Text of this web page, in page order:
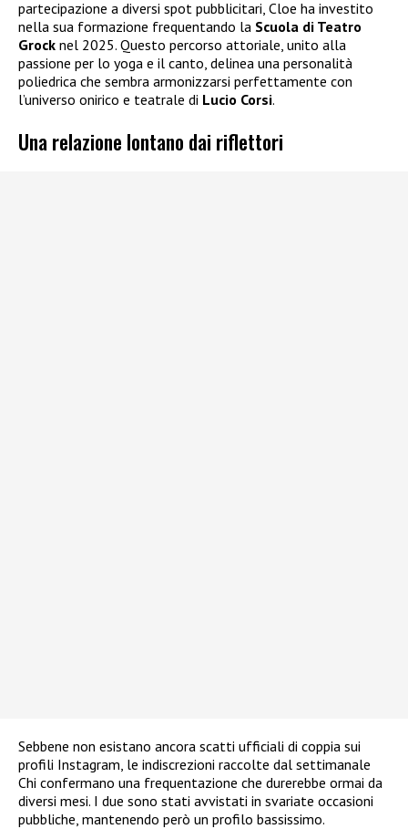
partecipazione a diversi spot pubblicitari, Cloe ha investito
nella sua formazione frequentando la Scuola di Teatro
Grock nel 2025. Questo percorso attoriale, unito alla
passione per lo yoga e il canto, delinea una personalità
poliedrica che sembra armonizzarsi perfettamente con
l’universo onirico e teatrale di Lucio Corsi.
Una relazione lontano dai riflettori
Sebbene non esistano ancora scatti ufficiali di coppia sui
profili Instagram, le indiscrezioni raccolte dal settimanale
Chi confermano una frequentazione che durerebbe ormai da
diversi mesi. I due sono stati avvistati in svariate occasioni
pubbliche, mantenendo però un profilo bassissimo.